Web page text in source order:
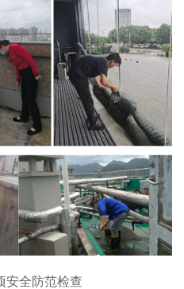
安全防范检查